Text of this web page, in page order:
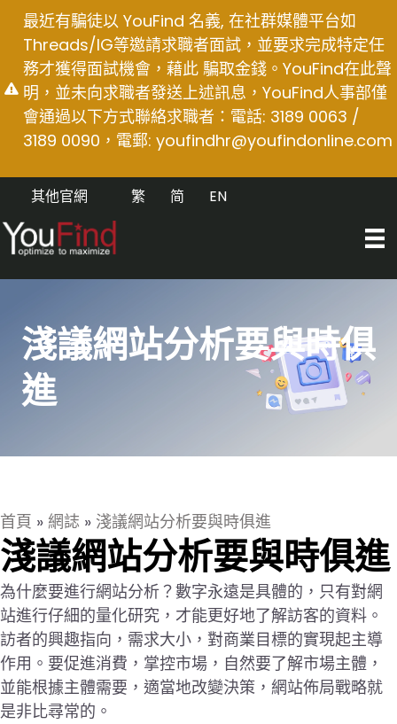
content
最近有騙徒以 YouFind 名義, 在社群媒體平台如
Threads/IG等邀請求職者面試，並要求完成特定任
務才獲得面試機會，藉此 騙取金錢。YouFind在此聲
明，並未向求職者發送上述訊息，YouFind人事部僅
會通過以下方式聯絡求職者：電話: 3189 0063 /
3189 0090，電郵: youfindhr@youfindonline.com
其他官網 EN
简
繁
淺議網站分析要與時俱
進
首頁 » 網誌 » 淺議網站分析要與時俱進
淺議網站分析要與時俱進
為什麼要進行網站分析？數字永遠是具體的，只有對網
站進行仔細的量化研究，才能更好地了解訪客的資料。
訪者的興趣指向，需求大小，對商業目標的實現起主導
作用。要促進消費，掌控市場，自然要了解市場主體，
並能根據主體需要，適當地改變決策，網站佈局戰略就
是非比尋常的。